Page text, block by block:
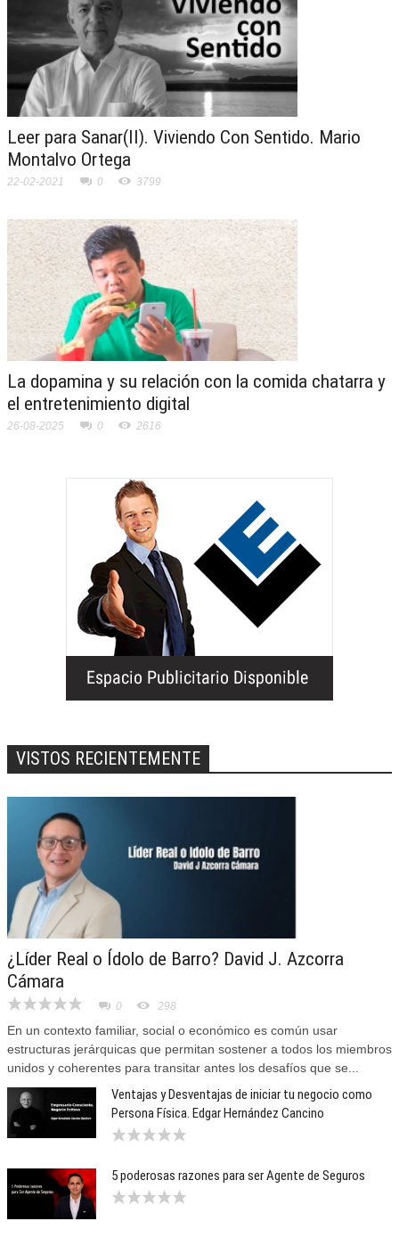
Leer para Sanar(II). Viviendo Con Sentido. Mario
Montalvo Ortega
22-02-2021 0 3799
La dopamina y su relación con la comida chatarra y
el entretenimiento digital
26-08-2025 0 2616
VISTOS RECIENTEMENTE
¿Líder Real o Ídolo de Barro? David J. Azcorra
Cámara
0 298
En un contexto familiar, social o económico es común usar
estructuras jerárquicas que permitan sostener a todos los miembros
unidos y coherentes para transitar antes los desafíos que se...
Ventajas y Desventajas de iniciar tu negocio como
Persona Física. Edgar Hernández Cancino
5 poderosas razones para ser Agente de Seguros